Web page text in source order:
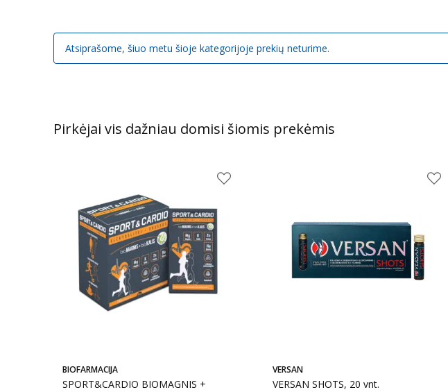
Atsiprašome, šiuo metu šioje kategorijoje prekių neturime.
Pirkėjai vis dažniau domisi šiomis prekėmis
BIOFARMACIJA
SPORT&CARDIO BIOMAGNIS +
VERSAN
VERSAN SHOTS, 20 vnt.